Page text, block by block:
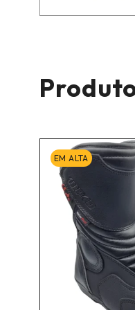
EM ALTA